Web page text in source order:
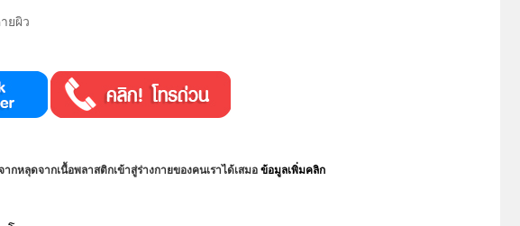
ยผิว
กหลุดจากเนื้อพลาสติกเข้าสู่ร่างกายของคนเราได้เสมอ ข้อมูลเพิ่มคลิก